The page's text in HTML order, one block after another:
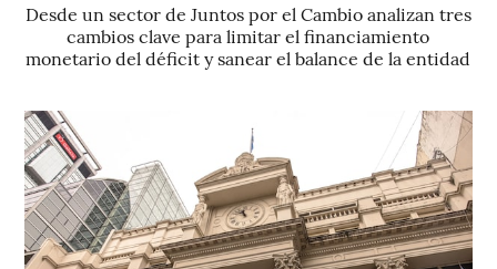
Desde un sector de Juntos por el Cambio analizan tres
cambios clave para limitar el financiamiento
monetario del déficit y sanear el balance de la entidad